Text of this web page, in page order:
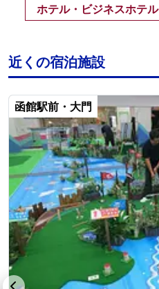
ホテル・ビジネスホテル
近くの宿泊施設
函館駅前・大門